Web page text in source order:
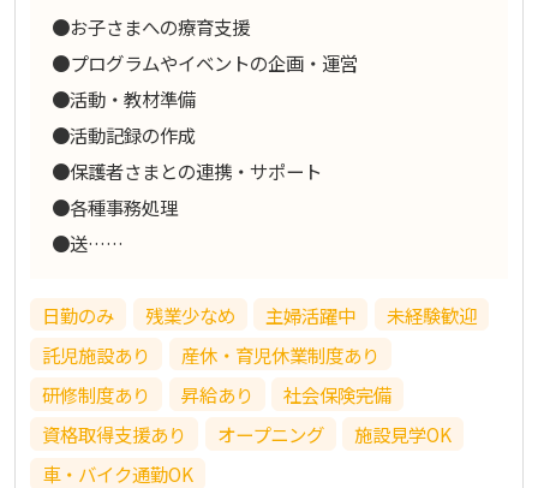
●お子さまへの療育支援
●プログラムやイベントの企画・運営
●活動・教材準備
●活動記録の作成
●保護者さまとの連携・サポート
●各種事務処理
●送……
日勤のみ 残業少なめ 主婦活躍中
未経験歓迎
託児施設あり
産休・育児休業制度あり
研修制度あり
昇給あり
社会保険完備
資格取得支援あり
オープニング
施設見学OK
車・バイク通勤OK